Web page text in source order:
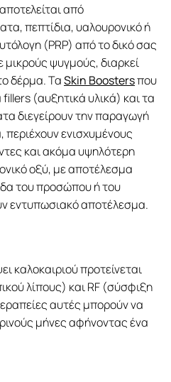
αποτελείται από
πεπτίδια, υαλουρονικό ή
(PRP) από το δικό σας
μικρούς ψυγμούς, διαρκεί
δέρμα. ΤαSkin Boostersπου
(αυξητικά υλικά) και τα
διεγείρουν την παραγωγή
περιέχουν ενισχυμένους
και ακόμα υψηλότερη
οξύ, με αποτέλεσμα
του προσώπου ή του
εντυπωσιακό αποτέλεσμα.
καλοκαιριού προτείνεται
λίπους) και RF (σύσφιξη
αυτές μπορούν να
μήνες αφήνοντας ένα